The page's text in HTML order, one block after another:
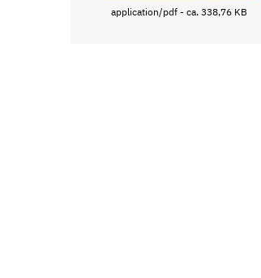
application/pdf - ca. 338,76 KB